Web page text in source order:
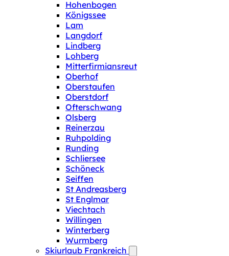
Hohenbogen
Königssee
Lam
Langdorf
Lindberg
Lohberg
Mitterfirmiansreut
Oberhof
Oberstaufen
Oberstdorf
Ofterschwang
Olsberg
Reinerzau
Ruhpolding
Runding
Schliersee
Schöneck
Seiffen
St Andreasberg
St Englmar
Viechtach
Willingen
Winterberg
Wurmberg
Skiurlaub Frankreich